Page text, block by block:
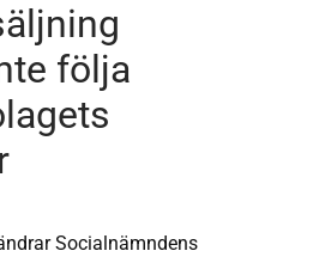
följa
Socialnämndens